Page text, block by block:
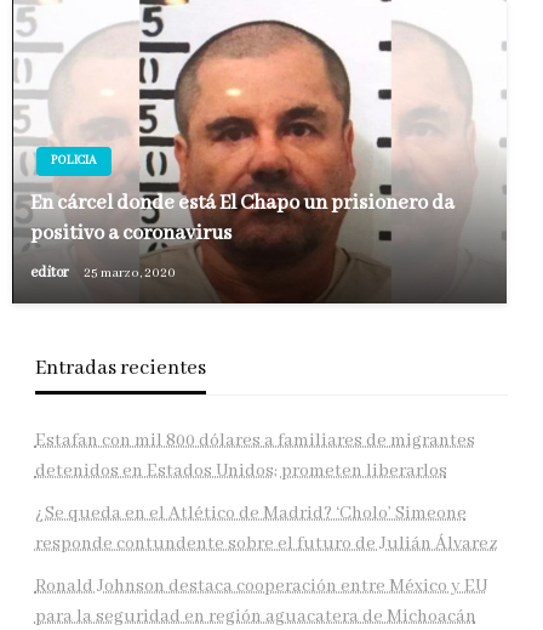
POLICIA
En cárcel donde está El Chapo un prisionero da
positivo a coronavirus
editor 25 marzo, 2020
Entradas recientes
Estafan con mil 800 dólares a familiares de migrantes
detenidos en Estados Unidos; prometen liberarlos
¿Se queda en el Atlético de Madrid? ‘Cholo’ Simeone
responde contundente sobre el futuro de Julián Álvarez
Ronald Johnson destaca cooperación entre México y EU
para la seguridad en región aguacatera de Michoacán